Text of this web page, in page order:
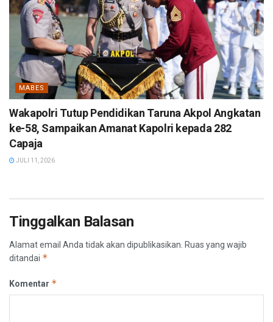
MABES
Wakapolri Tutup Pendidikan Taruna Akpol Angkatan
ke-58, Sampaikan Amanat Kapolri kepada 282
Capaja
JULI 11, 2026
Tinggalkan Balasan
Alamat email Anda tidak akan dipublikasikan. Ruas yang wajib
ditandai *
Komentar *